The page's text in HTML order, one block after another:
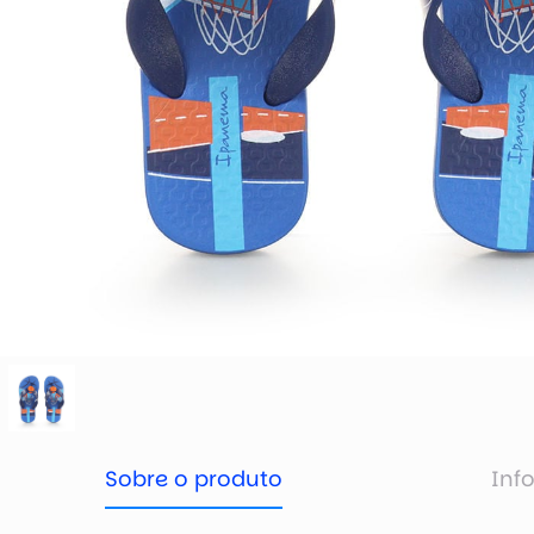
Sobre o produto